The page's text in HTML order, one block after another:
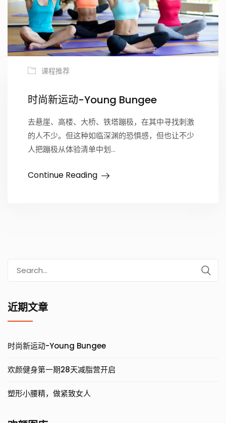
课程推荐
时尚新运动-Young Bungee
去悬崖、高楼、大桥、铁塔蹦极，在其中寻找刺激
的人不少。但这种如临深渊的恐惧感，但也让不少
人把蹦极从体验清单中划…
Continue Reading
Search
近期文章
时尚新运动-Young Bungee
欢颜健身第一期28天减脂营开启
塑形小腰精，做紧致女人